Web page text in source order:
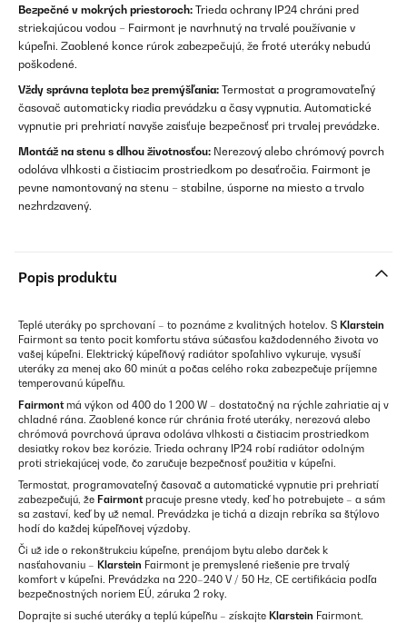
Bezpečné v mokrých priestoroch: Trieda ochrany IP24 chráni pred
striekajúcou vodou – Fairmont je navrhnutý na trvalé používanie v
kúpeľni. Zaoblené konce rúrok zabezpečujú, že froté uteráky nebudú
poškodené.
Vždy správna teplota bez premýšľania: Termostat a programovateľný
časovač automaticky riadia prevádzku a časy vypnutia. Automatické
vypnutie pri prehriatí navyše zaisťuje bezpečnosť pri trvalej prevádzke.
Montáž na stenu s dlhou životnosťou: Nerezový alebo chrómový povrch
odoláva vlhkosti a čistiacim prostriedkom po desaťročia. Fairmont je
pevne namontovaný na stenu – stabilne, úsporne na miesto a trvalo
nezhrdzavený.
Popis produktu
Teplé uteráky po sprchovaní – to poznáme z kvalitných hotelov. S Klarstein
Fairmont sa tento pocit komfortu stáva súčasťou každodenného života vo
vašej kúpeľni. Elektrický kúpeľňový radiátor spoľahlivo vykuruje, vysuší
uteráky za menej ako 60 minút a počas celého roka zabezpečuje príjemne
temperovanú kúpeľňu.
Fairmontmá výkon od 400 do 1 200 W – dostatočný na rýchle zahriatie aj v
chladné rána. Zaoblené konce rúr chránia froté uteráky, nerezová alebo
chrómová povrchová úprava odoláva vlhkosti a čistiacim prostriedkom
desiatky rokov bez korózie. Trieda ochrany IP24 robí radiátor odolným
proti striekajúcej vode, čo zaručuje bezpečnosť použitia v kúpeľni.
Termostat, programovateľný časovač a automatické vypnutie pri prehriatí
zabezpečujú, že Fairmontpracuje presne vtedy, keď ho potrebujete – a sám
sa zastaví, keď by už nemal. Prevádzka je tichá a dizajn rebríka sa štýlovo
hodí do každej kúpeľňovej výzdoby.
Či už ide o rekonštrukciu kúpeľne, prenájom bytu alebo darček k
nasťahovaniu – Klarstein Fairmont je premyslené riešenie pre trvalý
komfort v kúpeľni. Prevádzka na 220–240 V / 50 Hz, CE certifikácia podľa
bezpečnostných noriem EÚ, záruka 2 roky.
Doprajte si suché uteráky a teplú kúpeľňu – získajte Klarstein Fairmont.